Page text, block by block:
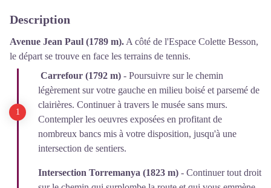
Description
Avenue Jean Paul (1789 m). A côté de l'Espace Colette Besson,
le départ se trouve en face les terrains de tennis.
Carrefour (1792 m) - Poursuivre sur le chemin
légèrement sur votre gauche en milieu boisé et parsemé de
clairières. Continuer à travers le musée sans murs.
Contempler les oeuvres exposées en profitant de
nombreux bancs mis à votre disposition, jusqu'à une
intersection de sentiers.
Intersection Torremanya (1823 m) - Continuer tout droit